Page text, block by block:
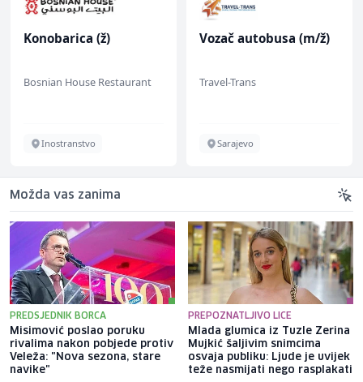
Konobarica (ž)
Bosnian House Restaurant
Inostranstvo
Vozač autobusa (m/ž)
Travel-Trans
Sarajevo
Možda vas zanima
PREDSJEDNIK BORCA
Misimović poslao poruku
rivalima nakon pobjede protiv
Veleža: "Nova sezona, stare
navike"
PREPOZNATLJIVO LICE
Mlada glumica iz Tuzle Zerina
Mujkić šaljivim snimcima
osvaja publiku: Ljude je uvijek
teže nasmijati nego rasplakati